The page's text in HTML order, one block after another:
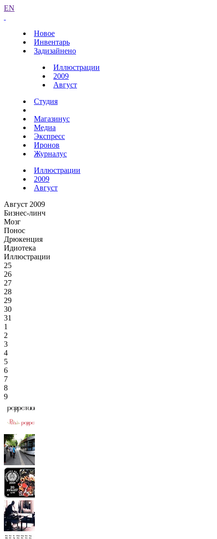
EN
Новое
Инвентарь
Задизайнено
Иллюстрации
2009
Август
Студия
Магазинус
Медиа
Экспресс
Иронов
Журналус
Иллюстрации
2009
Август
Август 2009
Бизнес-линч
Мозг
Понос
Дрюкенция
Идиотека
Иллюстрации
25
26
27
28
29
30
31
1
2
3
4
5
6
7
8
9